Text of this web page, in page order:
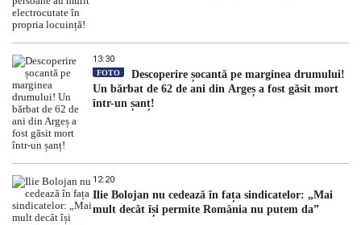
13:30
FOTO
Descoperire șocantă pe marginea drumului!
Un bărbat de 62 de ani din Argeș a fost găsit mort
într-un șanț!
12:20
Ilie Bolojan nu cedează în fața sindicatelor: „Mai
mult decât își permite România nu putem da”